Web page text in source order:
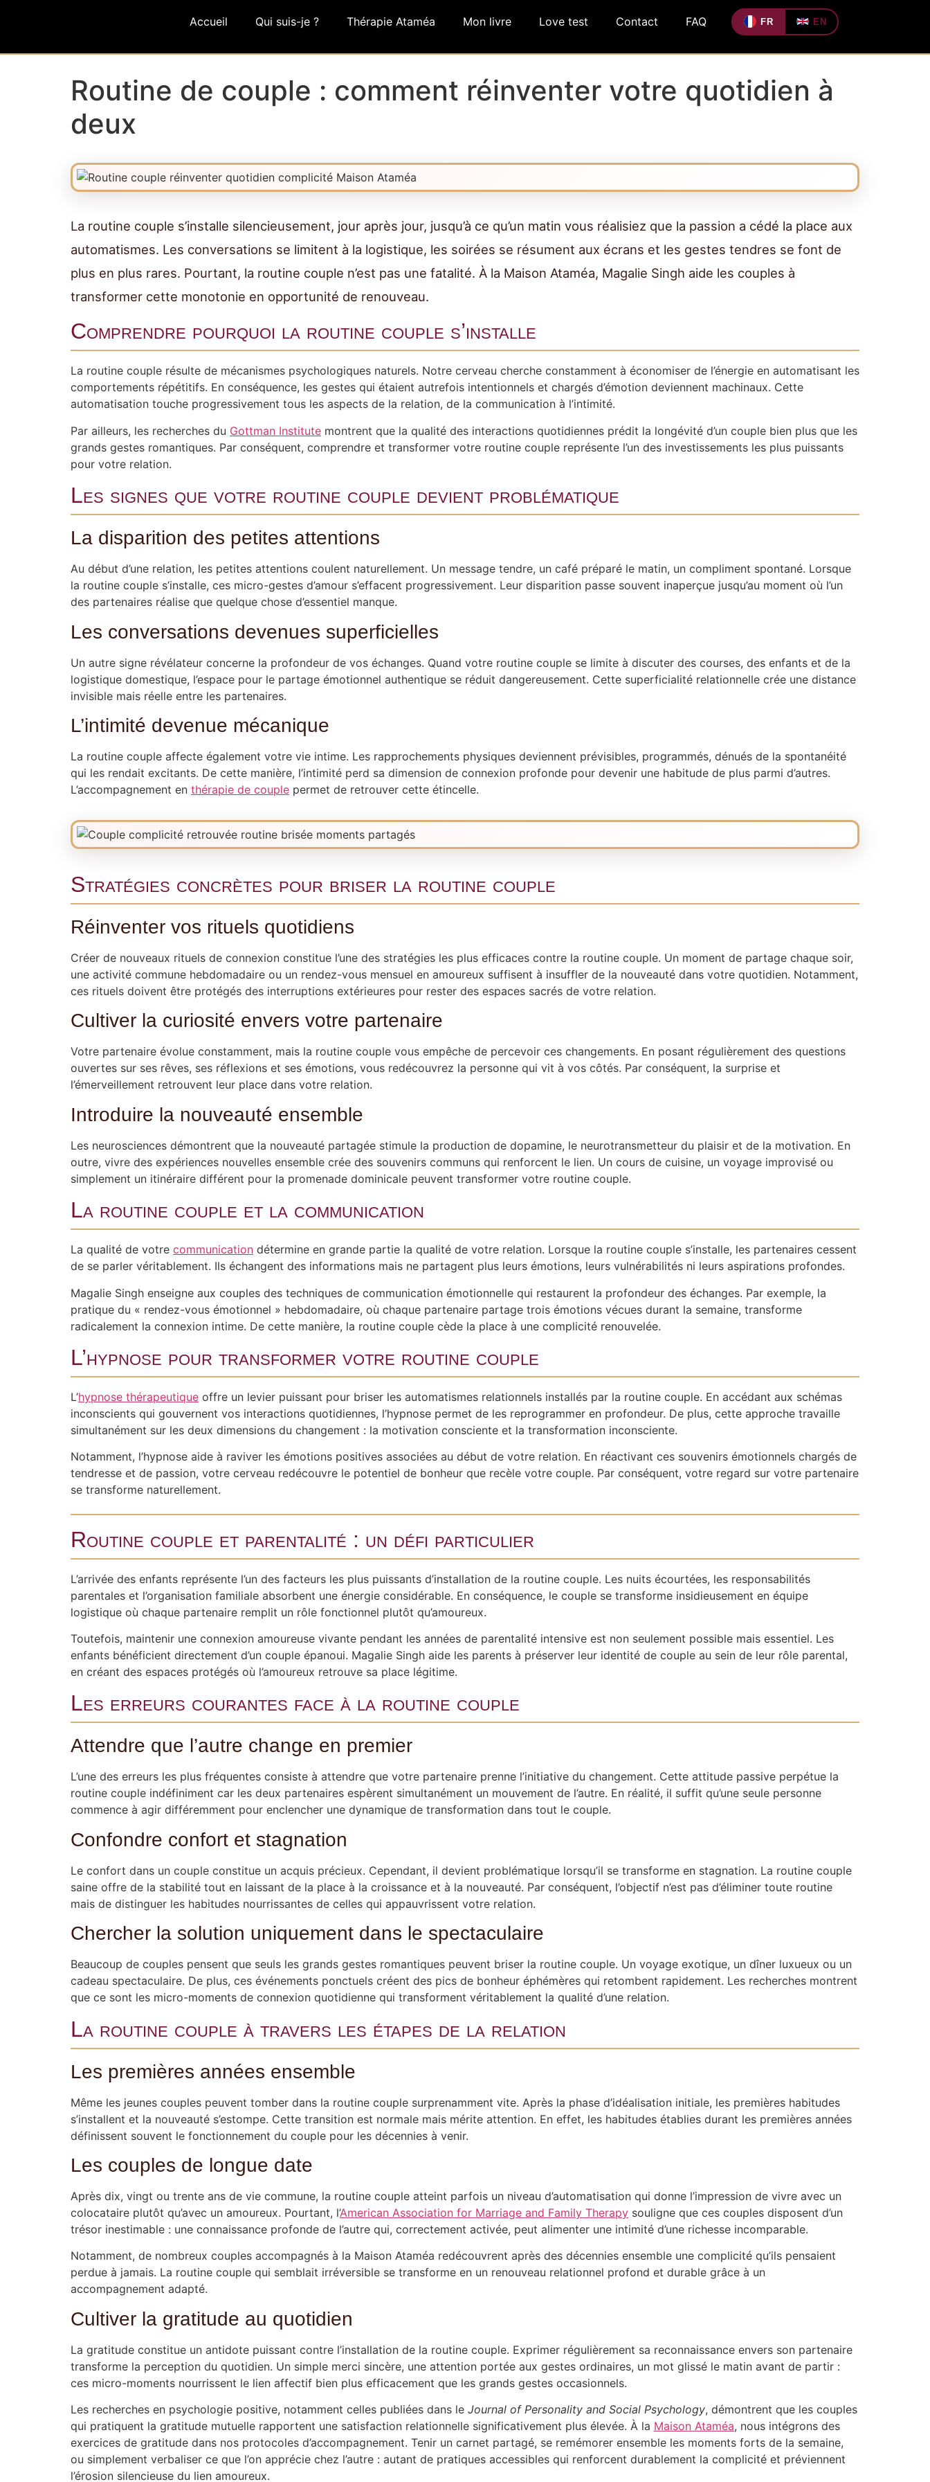
Accueil Qui suis-je ? Thérapie Ataméa Mon livre Love test Contact FAQ FR EN
Routine de couple : comment réinventer votre quotidien à
deux
La routine couple s’installe silencieusement, jour après jour, jusqu’à ce qu’un matin vous réalisiez que la passion a cédé la place aux
automatismes. Les conversations se limitent à la logistique, les soirées se résument aux écrans et les gestes tendres se font de
plus en plus rares. Pourtant, la routine couple n’est pas une fatalité. À la Maison Ataméa, Magalie Singh aide les couples à
transformer cette monotonie en opportunité de renouveau.
Comprendre pourquoi la routine couple s’installe
La routine couple résulte de mécanismes psychologiques naturels. Notre cerveau cherche constamment à économiser de l’énergie en automatisant les
comportements répétitifs. En conséquence, les gestes qui étaient autrefois intentionnels et chargés d’émotion deviennent machinaux. Cette
automatisation touche progressivement tous les aspects de la relation, de la communication à l’intimité.
Par ailleurs, les recherches du Gottman Institute montrent que la qualité des interactions quotidiennes prédit la longévité d’un couple bien plus que les
grands gestes romantiques. Par conséquent, comprendre et transformer votre routine couple représente l’un des investissements les plus puissants
pour votre relation.
Les signes que votre routine couple devient problématique
La disparition des petites attentions
Au début d’une relation, les petites attentions coulent naturellement. Un message tendre, un café préparé le matin, un compliment spontané. Lorsque
la routine couple s’installe, ces micro-gestes d’amour s’effacent progressivement. Leur disparition passe souvent inaperçue jusqu’au moment où l’un
des partenaires réalise que quelque chose d’essentiel manque.
Les conversations devenues superficielles
Un autre signe révélateur concerne la profondeur de vos échanges. Quand votre routine couple se limite à discuter des courses, des enfants et de la
logistique domestique, l’espace pour le partage émotionnel authentique se réduit dangereusement. Cette superficialité relationnelle crée une distance
invisible mais réelle entre les partenaires.
L’intimité devenue mécanique
La routine couple affecte également votre vie intime. Les rapprochements physiques deviennent prévisibles, programmés, dénués de la spontanéité
qui les rendait excitants. De cette manière, l’intimité perd sa dimension de connexion profonde pour devenir une habitude de plus parmi d’autres.
L’accompagnement en thérapie de couple permet de retrouver cette étincelle.
Stratégies concrètes pour briser la routine couple
Réinventer vos rituels quotidiens
Créer de nouveaux rituels de connexion constitue l’une des stratégies les plus efficaces contre la routine couple. Un moment de partage chaque soir,
une activité commune hebdomadaire ou un rendez-vous mensuel en amoureux suffisent à insuffler de la nouveauté dans votre quotidien. Notamment,
ces rituels doivent être protégés des interruptions extérieures pour rester des espaces sacrés de votre relation.
Cultiver la curiosité envers votre partenaire
Votre partenaire évolue constamment, mais la routine couple vous empêche de percevoir ces changements. En posant régulièrement des questions
ouvertes sur ses rêves, ses réflexions et ses émotions, vous redécouvrez la personne qui vit à vos côtés. Par conséquent, la surprise et
l’émerveillement retrouvent leur place dans votre relation.
Introduire la nouveauté ensemble
Les neurosciences démontrent que la nouveauté partagée stimule la production de dopamine, le neurotransmetteur du plaisir et de la motivation. En
outre, vivre des expériences nouvelles ensemble crée des souvenirs communs qui renforcent le lien. Un cours de cuisine, un voyage improvisé ou
simplement un itinéraire différent pour la promenade dominicale peuvent transformer votre routine couple.
La routine couple et la communication
La qualité de votre communication détermine en grande partie la qualité de votre relation. Lorsque la routine couple s’installe, les partenaires cessent
de se parler véritablement. Ils échangent des informations mais ne partagent plus leurs émotions, leurs vulnérabilités ni leurs aspirations profondes.
Magalie Singh enseigne aux couples des techniques de communication émotionnelle qui restaurent la profondeur des échanges. Par exemple, la
pratique du « rendez-vous émotionnel » hebdomadaire, où chaque partenaire partage trois émotions vécues durant la semaine, transforme
radicalement la connexion intime. De cette manière, la routine couple cède la place à une complicité renouvelée.
L’hypnose pour transformer votre routine couple
L’hypnose thérapeutique offre un levier puissant pour briser les automatismes relationnels installés par la routine couple. En accédant aux schémas
inconscients qui gouvernent vos interactions quotidiennes, l’hypnose permet de les reprogrammer en profondeur. De plus, cette approche travaille
simultanément sur les deux dimensions du changement : la motivation consciente et la transformation inconsciente.
Notamment, l’hypnose aide à raviver les émotions positives associées au début de votre relation. En réactivant ces souvenirs émotionnels chargés de
tendresse et de passion, votre cerveau redécouvre le potentiel de bonheur que recèle votre couple. Par conséquent, votre regard sur votre partenaire
se transforme naturellement.
Routine couple et parentalité : un défi particulier
L’arrivée des enfants représente l’un des facteurs les plus puissants d’installation de la routine couple. Les nuits écourtées, les responsabilités
parentales et l’organisation familiale absorbent une énergie considérable. En conséquence, le couple se transforme insidieusement en équipe
logistique où chaque partenaire remplit un rôle fonctionnel plutôt qu’amoureux.
Toutefois, maintenir une connexion amoureuse vivante pendant les années de parentalité intensive est non seulement possible mais essentiel. Les
enfants bénéficient directement d’un couple épanoui. Magalie Singh aide les parents à préserver leur identité de couple au sein de leur rôle parental,
en créant des espaces protégés où l’amoureux retrouve sa place légitime.
Les erreurs courantes face à la routine couple
Attendre que l’autre change en premier
L’une des erreurs les plus fréquentes consiste à attendre que votre partenaire prenne l’initiative du changement. Cette attitude passive perpétue la
routine couple indéfiniment car les deux partenaires espèrent simultanément un mouvement de l’autre. En réalité, il suffit qu’une seule personne
commence à agir différemment pour enclencher une dynamique de transformation dans tout le couple.
Confondre confort et stagnation
Le confort dans un couple constitue un acquis précieux. Cependant, il devient problématique lorsqu’il se transforme en stagnation. La routine couple
saine offre de la stabilité tout en laissant de la place à la croissance et à la nouveauté. Par conséquent, l’objectif n’est pas d’éliminer toute routine
mais de distinguer les habitudes nourrissantes de celles qui appauvrissent votre relation.
Chercher la solution uniquement dans le spectaculaire
Beaucoup de couples pensent que seuls les grands gestes romantiques peuvent briser la routine couple. Un voyage exotique, un dîner luxueux ou un
cadeau spectaculaire. De plus, ces événements ponctuels créent des pics de bonheur éphémères qui retombent rapidement. Les recherches montrent
que ce sont les micro-moments de connexion quotidienne qui transforment véritablement la qualité d’une relation.
La routine couple à travers les étapes de la relation
Les premières années ensemble
Même les jeunes couples peuvent tomber dans la routine couple surprenamment vite. Après la phase d’idéalisation initiale, les premières habitudes
s’installent et la nouveauté s’estompe. Cette transition est normale mais mérite attention. En effet, les habitudes établies durant les premières années
définissent souvent le fonctionnement du couple pour les décennies à venir.
Les couples de longue date
Après dix, vingt ou trente ans de vie commune, la routine couple atteint parfois un niveau d’automatisation qui donne l’impression de vivre avec un
colocataire plutôt qu’avec un amoureux. Pourtant, l’American Association for Marriage and Family Therapy souligne que ces couples disposent d’un
trésor inestimable : une connaissance profonde de l’autre qui, correctement activée, peut alimenter une intimité d’une richesse incomparable.
Notamment, de nombreux couples accompagnés à la Maison Ataméa redécouvrent après des décennies ensemble une complicité qu’ils pensaient
perdue à jamais. La routine couple qui semblait irréversible se transforme en un renouveau relationnel profond et durable grâce à un
accompagnement adapté.
Cultiver la gratitude au quotidien
La gratitude constitue un antidote puissant contre l’installation de la routine couple. Exprimer régulièrement sa reconnaissance envers son partenaire
transforme la perception du quotidien. Un simple merci sincère, une attention portée aux gestes ordinaires, un mot glissé le matin avant de partir :
ces micro-moments nourrissent le lien affectif bien plus efficacement que les grands gestes occasionnels.
Les recherches en psychologie positive, notamment celles publiées dans le Journal of Personality and Social Psychology, démontrent que les couples
qui pratiquent la gratitude mutuelle rapportent une satisfaction relationnelle significativement plus élevée. À la Maison Ataméa, nous intégrons des
exercices de gratitude dans nos protocoles d’accompagnement. Tenir un carnet partagé, se remémorer ensemble les moments forts de la semaine,
ou simplement verbaliser ce que l’on apprécie chez l’autre : autant de pratiques accessibles qui renforcent durablement la complicité et préviennent
l’érosion silencieuse du lien amoureux.